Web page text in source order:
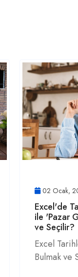
02 Ocak,
Excel'de
ile 'Pazar
ve Seçilir?
Excel
Bulmak ve